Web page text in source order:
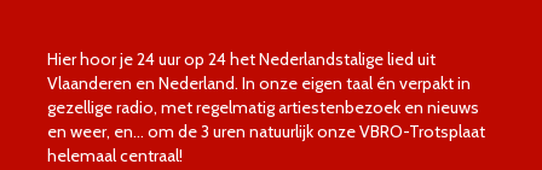
Hier hoor je 24 uur op 24 het Nederlandstalige lied uit
Vlaanderen en Nederland. In onze eigen taal én verpakt in
gezellige radio, met regelmatig artiestenbezoek en nieuws
en weer, en… om de 3 uren natuurlijk onze VBRO-Trotsplaat
helemaal centraal!